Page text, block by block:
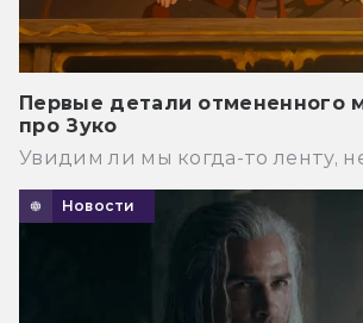
Первые детали отмененного
про Зуко
Увидим ли мы когда-то ленту,
Новости